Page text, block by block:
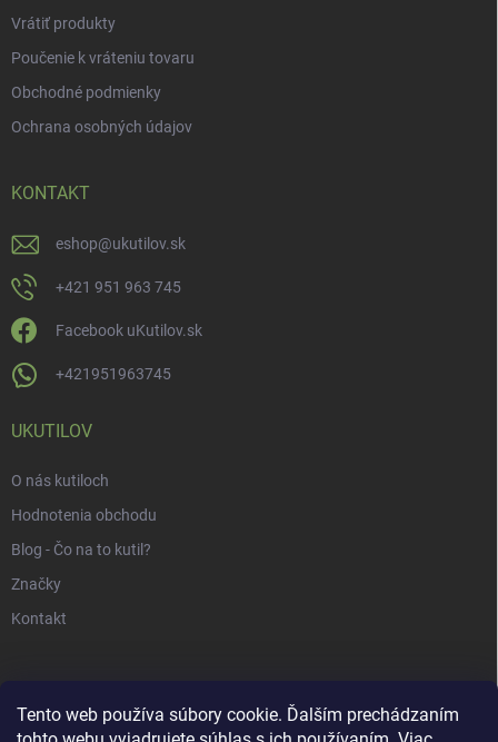
Tento web používa súbory cookie. Ďalším prechádzaním
Vrátiť produkty
Poučenie k vráteniu tovaru
Obchodné podmienky
Ochrana osobných údajov
KONTAKT
eshop@ukutilov.sk
+421 951 963 745
Facebook uKutilov.sk
+421951963745
UKUTILOV
O nás kutiloch
Hodnotenia obchodu
Blog - Čo na to kutil?
Značky
Kontakt